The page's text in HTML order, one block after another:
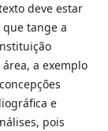
deve estar
tange a
a exemplo
e
pois